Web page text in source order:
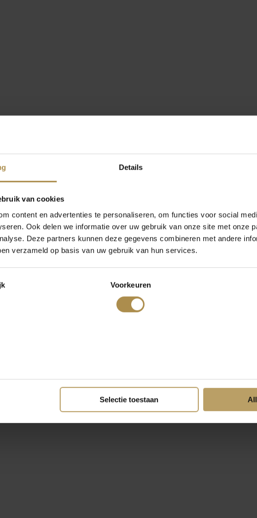
Details
van cookies
content en advertenties te personaliseren, om functies voor social
Ook delen we informatie over uw gebruik van onze site met onze
Deze partners kunnen deze gegevens combineren met andere
verzameld op basis van uw gebruik van hun services.
Voorkeuren
Selectie toestaan